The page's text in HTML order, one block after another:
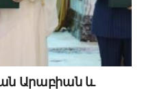
Արաբիան և